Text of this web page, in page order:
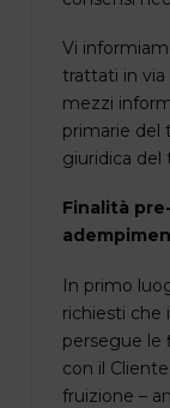
Vi
trattati in via
mezzi
primarie del
giuridica
Finalità
In primo
richiesti che
persegue le
con il
fruizione –